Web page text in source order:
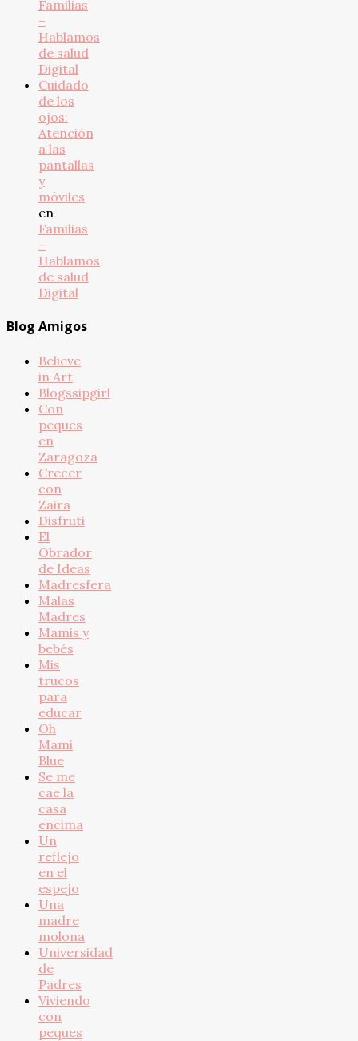
Familias
–
Hablamos
de salud
Digital
Cuidado
de los
ojos:
Atención
a las
pantallas
y
móviles
en
Familias
–
Hablamos
de salud
Digital
Blog Amigos
Believe
in Art
Blogssipgirl
Con
peques
en
Zaragoza
Crecer
con
Zaira
Disfruti
El
Obrador
de Ideas
Madresfera
Malas
Madres
Mamis y
bebés
Mis
trucos
para
educar
Oh
Mami
Blue
Se me
cae la
casa
encima
Un
reflejo
en el
espejo
Una
madre
molona
Universidad
de
Padres
Viviendo
con
peques